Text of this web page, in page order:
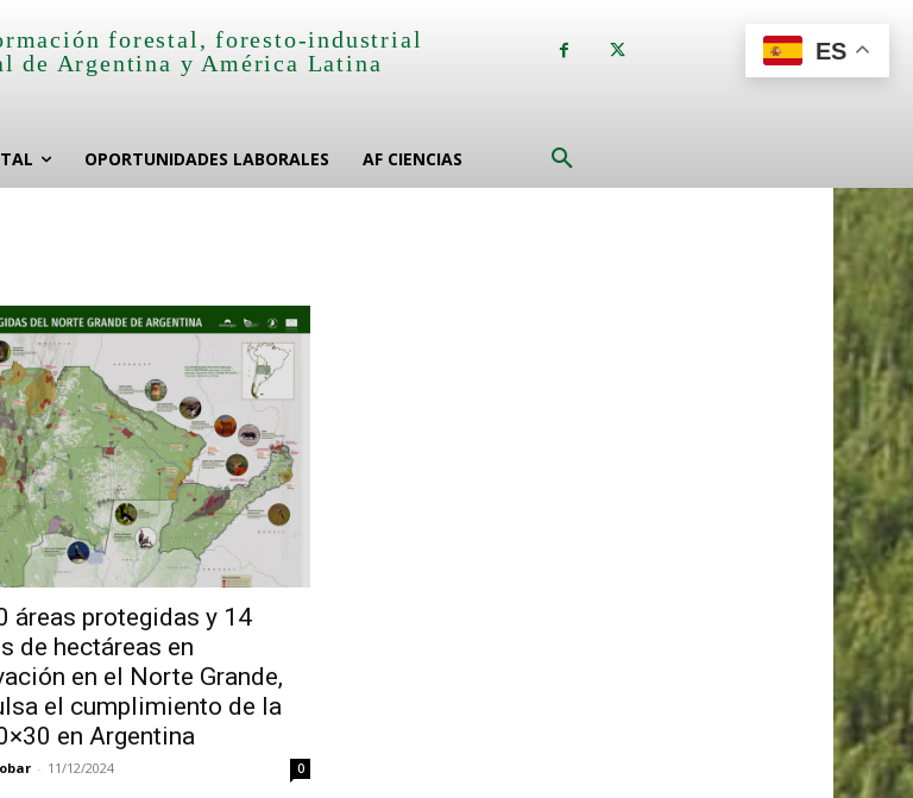
forestal, foresto-industrial
de Argentina y América Latina
OPORTUNIDADES LABORALES AF CIENCIAS
áreas protegidas y 14
de hectáreas en
en el Norte Grande,
el cumplimiento de la
en Argentina
- 11/12/2024 0
ES